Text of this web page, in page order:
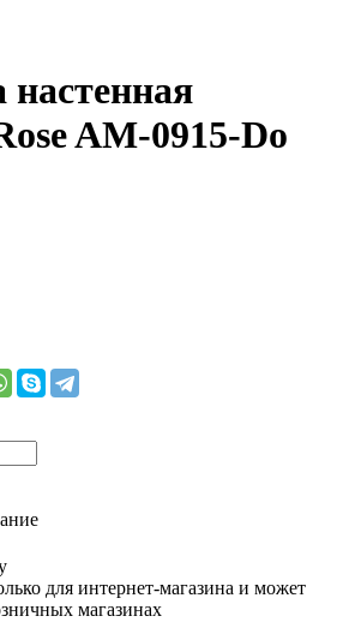
AM-0915-Do
для интернет-магазина и может
магазинах